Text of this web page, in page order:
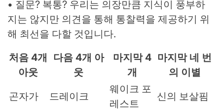
• 질문? 복통? 우리는 의장만큼 지식이 풍부하
지는 않지만 의견을 통해 통찰력을 제공하기 위
해 최선을 다할 것입니다.
처음 4개
아웃
다음 4개 아
웃
마지막 4
개
마지막 네 번
의 이별
곤자가 드레이크
웨이크 포
레스트
신의 보살핌